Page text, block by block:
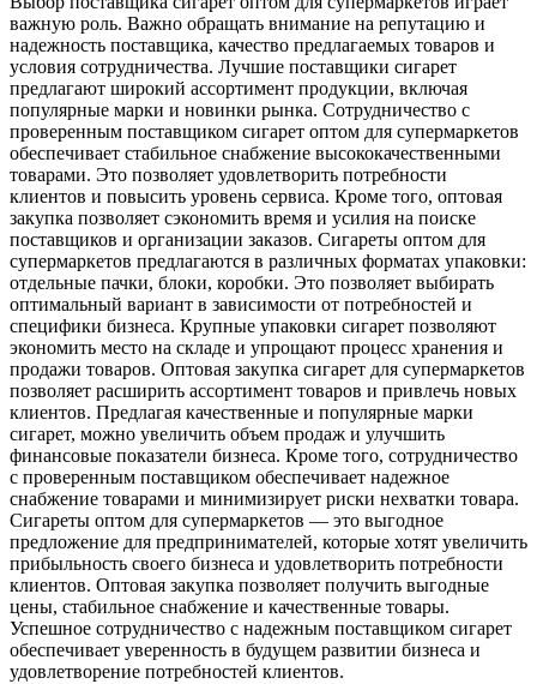
важную роль. Важно обращать внимание на репутацию и
надежность поставщика, качество предлагаемых товаров и
условия сотрудничества. Лучшие поставщики сигарет
предлагают широкий ассортимент продукции, включая
популярные марки и новинки рынка. Сотрудничество с
проверенным поставщиком сигарет оптом для супермаркетов
обеспечивает стабильное снабжение высококачественными
товарами. Это позволяет удовлетворить потребности
клиентов и повысить уровень сервиса. Кроме того, оптовая
закупка позволяет сэкономить время и усилия на поиске
поставщиков и организации заказов. Сигареты оптом для
супермаркетов предлагаются в различных форматах упаковки:
отдельные пачки, блоки, коробки. Это позволяет выбирать
оптимальный вариант в зависимости от потребностей и
специфики бизнеса. Крупные упаковки сигарет позволяют
экономить место на складе и упрощают процесс хранения и
продажи товаров. Оптовая закупка сигарет для супермаркетов
позволяет расширить ассортимент товаров и привлечь новых
клиентов. Предлагая качественные и популярные марки
сигарет, можно увеличить объем продаж и улучшить
финансовые показатели бизнеса. Кроме того, сотрудничество
с проверенным поставщиком обеспечивает надежное
снабжение товарами и минимизирует риски нехватки товара.
Сигареты оптом для супермаркетов — это выгодное
предложение для предпринимателей, которые хотят увеличить
прибыльность своего бизнеса и удовлетворить потребности
клиентов. Оптовая закупка позволяет получить выгодные
цены, стабильное снабжение и качественные товары.
Успешное сотрудничество с надежным поставщиком сигарет
обеспечивает уверенность в будущем развитии бизнеса и
удовлетворение потребностей клиентов.